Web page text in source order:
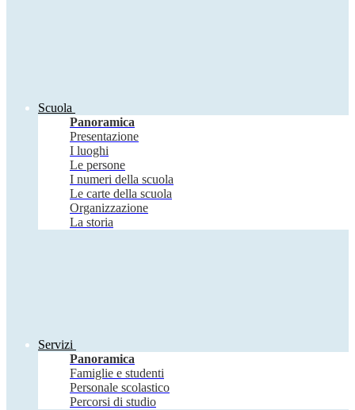
Scuola
Panoramica
Presentazione
I luoghi
Le persone
I numeri della scuola
Le carte della scuola
Organizzazione
La storia
Servizi
Panoramica
Famiglie e studenti
Personale scolastico
Percorsi di studio